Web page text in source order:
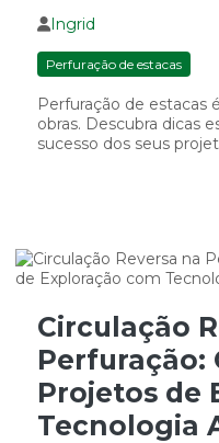
Ingrid
Perfuração de estacas
Perfuração de estacas
obras. Descubra dicas
sucesso dos seus
Circulação
Perfuração:
Projetos de
Tecnologia